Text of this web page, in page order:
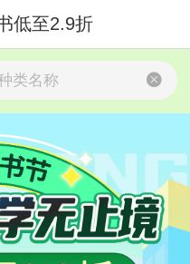
低至2.9折
购物车 我的当当
